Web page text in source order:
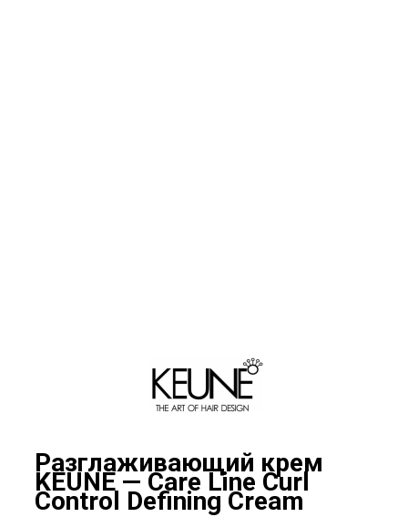
Разглаживающий крем
KEUNE — Care Line Curl
Control Defining Cream